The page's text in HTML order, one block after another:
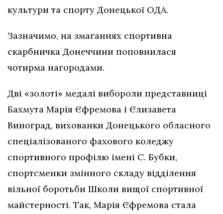
культури та спорту Донецької ОДА.
Зазначимо, на змаганнях спортивна
скарбничка Донеччини поповнилася
чотирма нагородами.
Дві «золоті» медалі вибороли представниці
Бахмута Марія Єфремова і Єлизавета
Виноград, вихованки Донецького обласного
спеціалізованого фахового коледжу
спортивного профілю імені С. Бубки,
спортсменки змінного складу відділення
вільної боротьби Школи вищої спортивної
майстерності. Так, Марія Єфремова стала